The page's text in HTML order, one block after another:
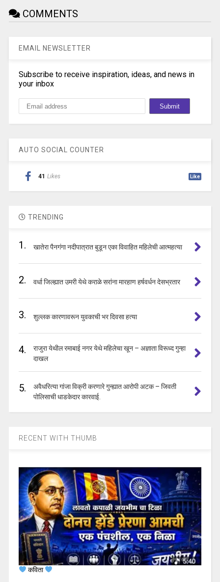
COMMENTS
EMAIL NEWSLETTER
Subscribe to receive inspiration, ideas, and news in
your inbox
AUTO SOCIAL COUNTER
41 Likes Like
TRENDING
1. खातेरा पैनगंगा नदीपात्रात बुडून एका विवाहित महिलेची आत्महत्या
2. वर्धा जिल्ह्यात उमरी येथे कराळे सरांना मारहाण हर्षवर्धन देसभ्रतार
3. शुल्लक कारणावरून युवकाची भर दिवसा हत्या
4.
राजुरा येथील रमाबाई नगर येथे महिलेचा खून – अज्ञाता विरूध्द गुन्हा
दाखल
5.
अवैधरित्या गांजा विक्री करणारे गुन्ह्यात आरोपी अटक – जिवती
पोलिसाची धाडकेदार कारवाई.
RECENT WITH THUMB
कविता